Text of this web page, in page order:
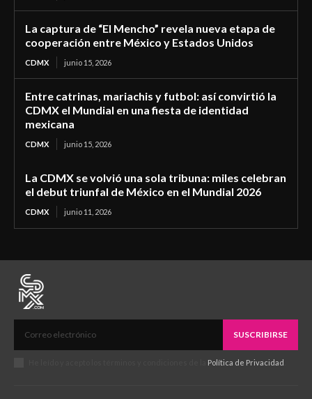
La captura de “El Mencho” revela nueva etapa de
cooperación entre México y Estados Unidos
CDMX junio 15, 2026
Entre catrinas, mariachis y futbol: así convirtió la
CDMX el Mundial en una fiesta de identidad
mexicana
CDMX junio 15, 2026
La CDMX se volvió una sola tribuna: miles celebran
el debut triunfal de México en el Mundial 2026
CDMX junio 11, 2026
SUSCRIBIRSE
Política de Privacidad